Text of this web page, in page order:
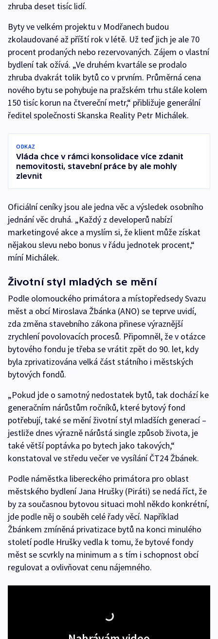
zhruba deset tisíc lidí.
Byty ve velkém projektu v Modřanech budou
zkolaudované až příští rok v létě. Už teď jich je ale 70
procent prodaných nebo rezervovaných. Zájem o vlastní
bydlení tak ožívá. „Ve druhém kvartále se prodalo
zhruba dvakrát tolik bytů co v prvním. Průměrná cena
nového bytu se pohybuje na pražském trhu stále kolem
150 tisíc korun na čtvereční metr,“ přibližuje generální
ředitel společnosti Skanska Reality Petr Michálek.
ODKAZ
Vláda chce v rámci konsolidace více zdanit
nemovitosti, stavební práce by ale mohly
zlevnit
Oficiální ceníky jsou ale jedna věc a výsledek osobního
jednání věc druhá. „Každý z developerů nabízí
marketingové akce a myslím si, že klient může získat
nějakou slevu nebo bonus v řádu jednotek procent,“
míní Michálek.
Životní styl mladých se mění
Podle olomouckého primátora a místopředsedy Svazu
měst a obcí Miroslava Žbánka (ANO) se teprve uvidí,
zda změna stavebního zákona přinese výraznější
zrychlení povolovacích procesů. Připomněl, že v otázce
bytového fondu je třeba se vrátit zpět do 90. let, kdy
byla zprivatizována velká část státního i městských
bytových fondů.
„Pokud jde o samotný nedostatek bytů, tak dochází ke
generačním nárůstům ročníků, které bytový fond
potřebují, také se mění životní styl mladších generací –
jestliže dnes výrazně nárůstá single způsob života, je
také větší poptávka po bytech jako takových,“
konstatoval ve středu večer ve vysílání ČT24 Žbánek.
Podle náměstka libereckého primátora pro oblast
městského bydlení Jana Hrušky (Piráti) se nedá říct, že
by za současnou bytovou situaci mohl někdo konkrétní,
jde podle něj o souběh celé řady věcí. Například
Žbánkem zmíněná privatizace bytů na konci minulého
století podle Hrušky vedla k tomu, že bytové fondy
měst se scvrkly na minimum a s tím i schopnost obcí
regulovat a ovlivňovat cenu nájemného.